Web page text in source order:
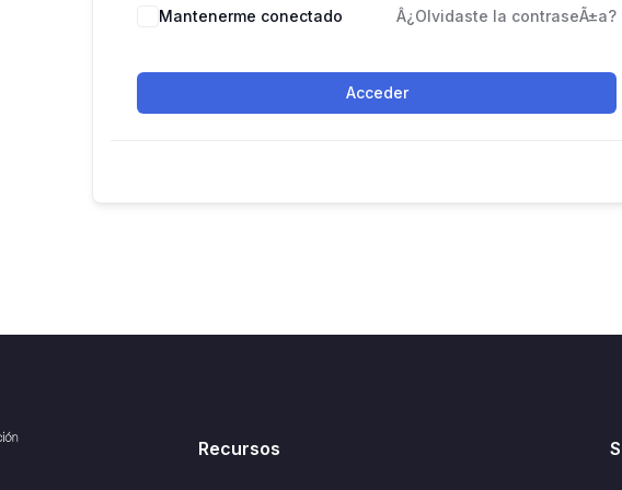
Mantenerme conectado Â¿Olvidaste la contraseÃ±a?
Acceder
Recursos